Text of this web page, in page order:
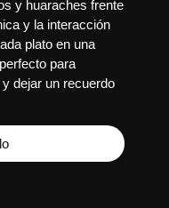
y huaraches frente
y la interacción
plato en una
para
dejar un recuerdo